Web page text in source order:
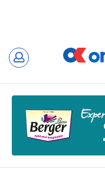
Skip